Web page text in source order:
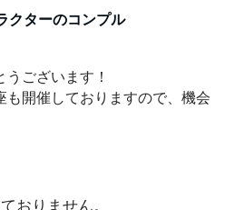
クターのコンプル
ございます！
も開催しておりますので、機会
おりません。